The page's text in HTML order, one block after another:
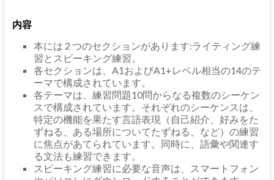
内容
本には 2 つのセクションがあります:ライティング練
習とスピーキング練習。
各セクションは、A1およびA1+レベル相当の14のテ
ーマで構成されています。
各テーマは、練習問題10問からなる複数のシーケン
スで構成されています。それぞれのシーケンスは、
特定の機能を果たす言語表現（自己紹介、好みをた
ずねる、ある場所についてたずねる、など）の練習
に焦点があてられています。同時に、語彙や関連す
る文法も練習できます。
スピーキング練習に必要な音声は、スマートフォン